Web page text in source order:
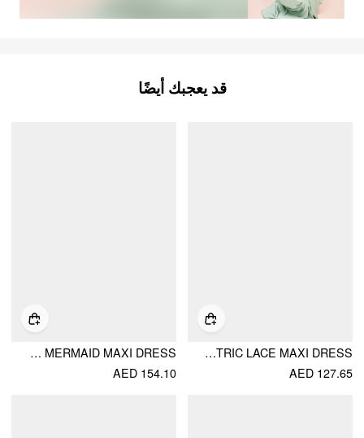
قد يعجبك أيضًا
V-NECK ASYMMETRIC LACE MAXI DRESS
AED 127.65
SATIN COWL NECK RUCHED CRISS CROSS MERMAID MAXI DRESS
AED 154.10